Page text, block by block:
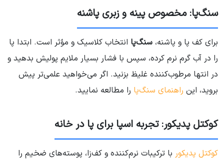
سنگ‌پا: مخصوص پینه و زبری پاشنه
برای کف پا و پاشنه، سنگ‌پا انتخاب کلاسیک و مؤثر است. ابتدا پا
را در آب گرم نرم کرده، سپس با فشار بسیار ملایم پولیش بدهید و
در انتها مرطوب‌کننده غلیظ بزنید. اگر می‌خواهید علمی‌تر پیش
بروید، این راهنمای سنگ‌پا را مطالعه نمایید.
کوکتل پدیکور: تجربه اسپا برای پا در خانه
کوکتل پدیکور با ترکیبات نرم‌کننده و کف‌زا، پوسته‌های ضخیم را